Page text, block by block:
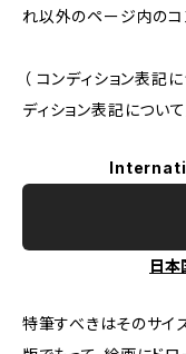
れ以外のページ内のコ
（ コンディション表記
ディション表記について
日本
特筆すべきはそのサイ